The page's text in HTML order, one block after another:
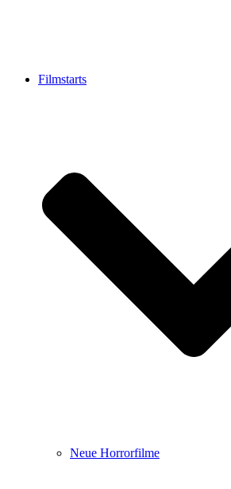
Filmstarts
Neue Horrorfilme